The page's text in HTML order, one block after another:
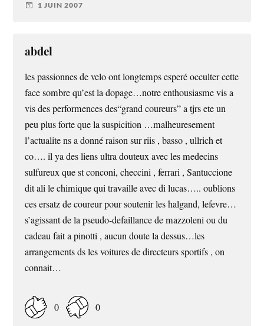
1 JUIN 2007
abdel
les passionnes de velo ont longtemps esperé occulter cette
face sombre qu’est la dopage…notre enthousiasme vis a
vis des performences des“grand coureurs” a tjrs ete un
peu plus forte que la suspicition …malheuresement
l’actualite ns a donné raison sur riis , basso , ullrich et
co…. il ya des liens ultra douteux avec les medecins
sulfureux que st conconi, checcini , ferrari , Santuccione
dit ali le chimique qui travaille avec di lucas….. oublions
ces ersatz de coureur pour soutenir les halgand, lefevre…
s’agissant de la pseudo-defaillance de mazzoleni ou du
cadeau fait a pinotti , aucun doute la dessus…les
arrangements ds les voitures de directeurs sportifs , on
connait…
0 0